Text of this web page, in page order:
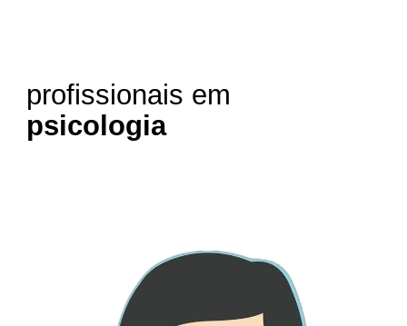
profissionais em
psicologia